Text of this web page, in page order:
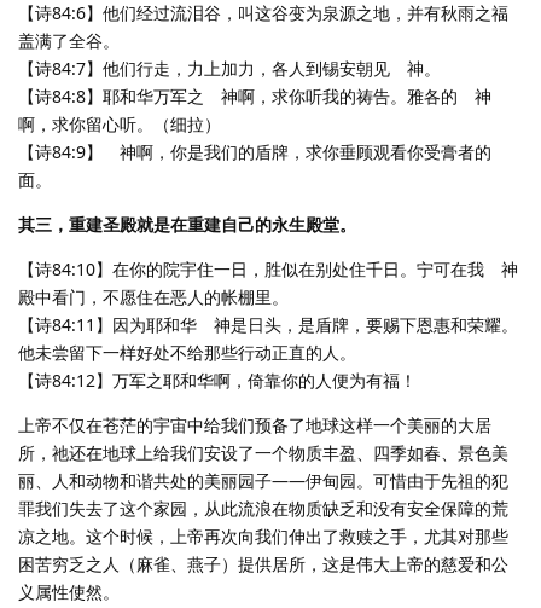
【诗84:6】他们经过流泪谷，叫这谷变为泉源之地，并有秋雨之福
盖满了全谷。
【诗84:7】他们行走，力上加力，各人到锡安朝见 神。
【诗84:8】耶和华万军之 神啊，求你听我的祷告。雅各的 神
啊，求你留心听。（细拉）
【诗84:9】 神啊，你是我们的盾牌，求你垂顾观看你受膏者的
面。
其三，重建圣殿就是在重建自己的永生殿堂。
【诗84:10】在你的院宇住一日，胜似在别处住千日。宁可在我 神
殿中看门，不愿住在恶人的帐棚里。
【诗84:11】因为耶和华 神是日头，是盾牌，要赐下恩惠和荣耀。
他未尝留下一样好处不给那些行动正直的人。
【诗84:12】万军之耶和华啊，倚靠你的人便为有福！
上帝不仅在苍茫的宇宙中给我们预备了地球这样一个美丽的大居
所，祂还在地球上给我们安设了一个物质丰盈、四季如春、景色美
丽、人和动物和谐共处的美丽园子——伊甸园。可惜由于先祖的犯
罪我们失去了这个家园，从此流浪在物质缺乏和没有安全保障的荒
凉之地。这个时候，上帝再次向我们伸出了救赎之手，尤其对那些
困苦穷乏之人（麻雀、燕子）提供居所，这是伟大上帝的慈爱和公
义属性使然。